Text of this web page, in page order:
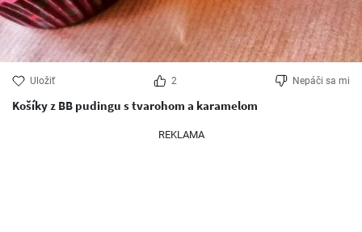
Uložiť 2 Nepáči sa mi
Košíky z BB pudingu s tvarohom a karamelom
REKLAMA